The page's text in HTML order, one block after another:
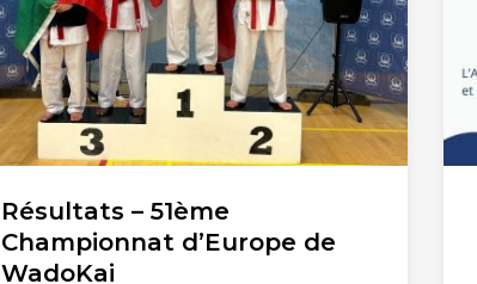
Résultats – 51ème
Championnat d’Europe de
WadoKai